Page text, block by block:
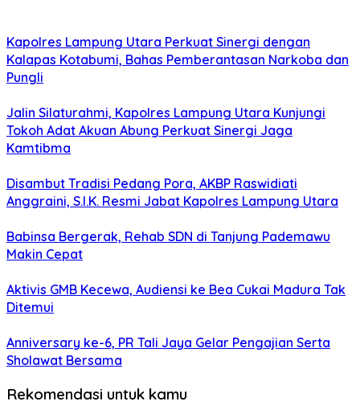
Kapolres Lampung Utara Perkuat Sinergi dengan
Kalapas Kotabumi, Bahas Pemberantasan Narkoba dan
Pungli
Jalin Silaturahmi, Kapolres Lampung Utara Kunjungi
Tokoh Adat Akuan Abung Perkuat Sinergi Jaga
Kamtibma
Disambut Tradisi Pedang Pora, AKBP Raswidiati
Anggraini, S.I.K. Resmi Jabat Kapolres Lampung Utara
Babinsa Bergerak, Rehab SDN di Tanjung Pademawu
Makin Cepat
Aktivis GMB Kecewa, Audiensi ke Bea Cukai Madura Tak
Ditemui
Anniversary ke-6, PR Tali Jaya Gelar Pengajian Serta
Sholawat Bersama
Rekomendasi untuk kamu